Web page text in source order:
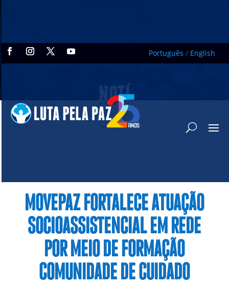
Português / English
NOTÍ
CIAS
MOVEPAZ FORTALECE ATUAÇÃO
SOCIOASSISTENCIAL EM REDE
POR MEIO DE FORMAÇÃO
COMUNIDADE DE CUIDADO